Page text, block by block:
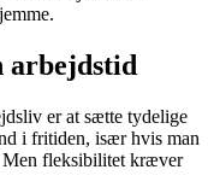
arbejdstid
er at sætte tydelige
i fritiden, især hvis man
Men fleksibilitet kræver